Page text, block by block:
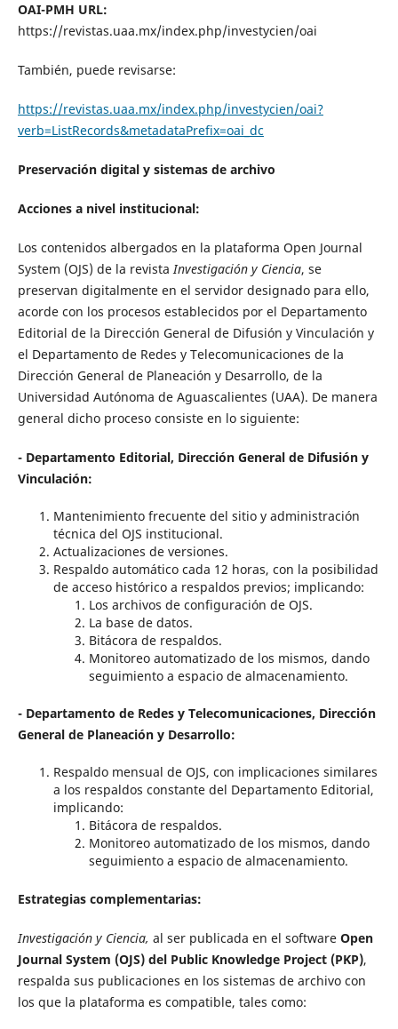
OAI-PMH URL:
https://revistas.uaa.mx/index.php/investycien/oai
También, puede revisarse:
https://revistas.uaa.mx/index.php/investycien/oai?
verb=ListRecords&metadataPrefix=oai_dc
Preservación digital y sistemas de archivo
Acciones a nivel institucional:
Los contenidos albergados en la plataforma Open Journal
System (OJS) de la revistaInvestigación y Ciencia, se
preservan digitalmente en el servidor designado para ello,
acorde con los procesos establecidos por el Departamento
Editorial de la Dirección General de Difusión y Vinculación y
el Departamento de Redes y Telecomunicaciones de la
Dirección General de Planeación y Desarrollo, de la
Universidad Autónoma de Aguascalientes (UAA). De manera
general dicho proceso consiste en lo siguiente:
- Departamento Editorial, Dirección General de Difusión y
Vinculación:
Mantenimiento frecuente del sitio y administración
técnica del OJS institucional.
Actualizaciones de versiones.
Respaldo automático cada 12 horas, con la posibilidad
de acceso histórico a respaldos previos; implicando:
Los archivos de configuración de OJS.
La base de datos.
Bitácora de respaldos.
Monitoreo automatizado de los mismos, dando
seguimiento a espacio de almacenamiento.
- Departamento de Redes y Telecomunicaciones, Dirección
General de Planeación y Desarrollo:
Respaldo mensual de OJS, con implicaciones similares
a los respaldos constante del Departamento Editorial,
implicando:
Bitácora de respaldos.
Monitoreo automatizado de los mismos, dando
seguimiento a espacio de almacenamiento.
Estrategias complementarias:
Investigación y Ciencia, al ser publicada en el software Open
Journal System (OJS) del Public Knowledge Project (PKP),
respalda sus publicaciones en los sistemas de archivo con
los que la plataforma es compatible, tales como: